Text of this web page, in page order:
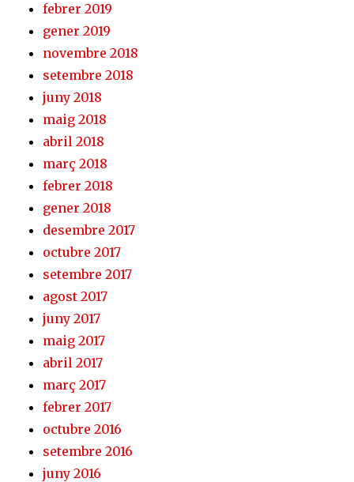
febrer 2019
gener 2019
novembre 2018
setembre 2018
juny 2018
maig 2018
abril 2018
març 2018
febrer 2018
gener 2018
desembre 2017
octubre 2017
setembre 2017
agost 2017
juny 2017
maig 2017
abril 2017
març 2017
febrer 2017
octubre 2016
setembre 2016
juny 2016